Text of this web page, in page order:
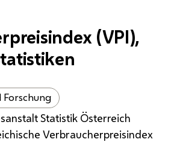
(VPI),
Statistik Österreich
Verbraucherpreisindex